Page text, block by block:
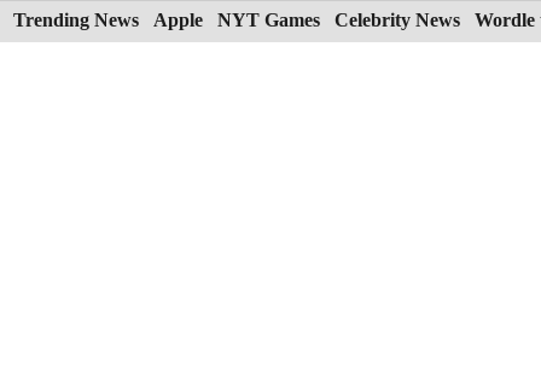
Skip
to
Trending News Apple NYT Games Celebrity News Wordle